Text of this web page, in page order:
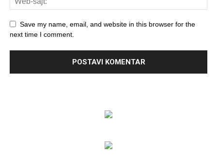
Save my name, email, and website in this browser for the
next time I comment.